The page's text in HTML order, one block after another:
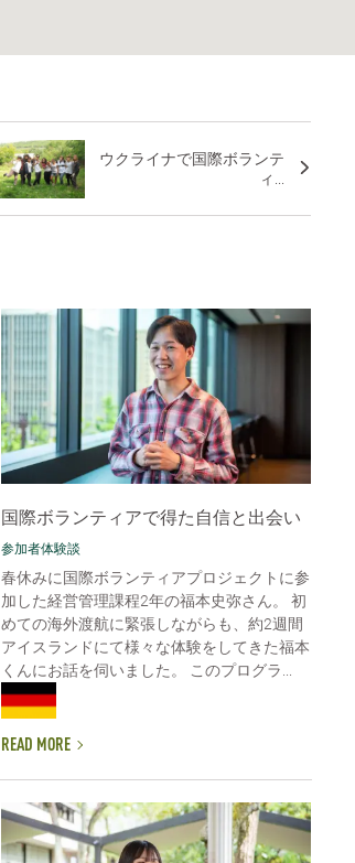
ウクライナで国際ボランテ
ィ...
国際ボランティアで得た自信と出会い
参加者体験談
春休みに国際ボランティアプロジェクトに参
加した経営管理課程2年の福本史弥さん。 初
めての海外渡航に緊張しながらも、約2週間
アイスランドにて様々な体験をしてきた福本
くんにお話を伺いました。 このプログラ...
READ MORE